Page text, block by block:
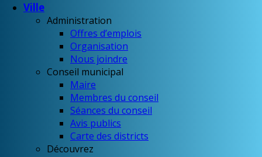
Ville
Administration
Offres d’emplois
Organisation
Nous joindre
Conseil municipal
Maire
Membres du conseil
Séances du conseil
Avis publics
Carte des districts
Découvrez